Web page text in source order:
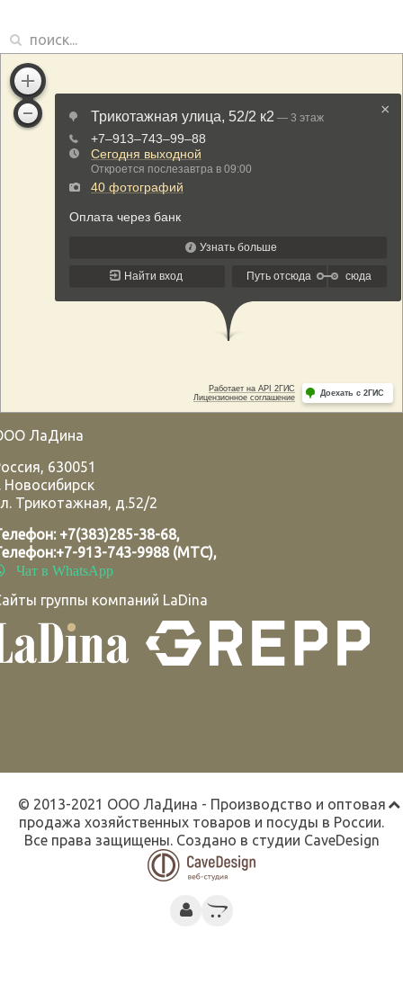
ЛаДина
, 630051
Новосибирск
Трикотажная, д.52/2
+7(383)285-38-68,
+7-913-743-9988 (МТС),
Чат в WhatsApp
группы компаний LaDina
© 2013-2021 ООО ЛаДина - Производство и оптовая
продажа хозяйственных товаров и посуды в России.
Все права защищены. Создано в студии CaveDesign